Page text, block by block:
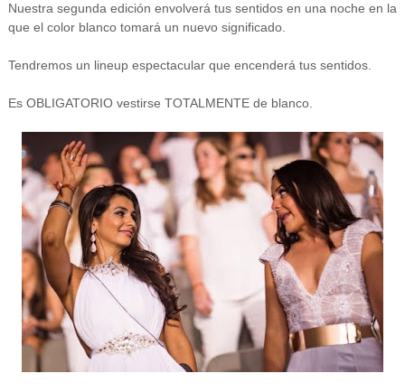
Nuestra segunda edición envolverá tus sentidos en una noche en la
que el color blanco tomará un nuevo significado.
Tendremos un lineup espectacular que encenderá tus sentidos.
Es OBLIGATORIO vestirse TOTALMENTE de blanco.